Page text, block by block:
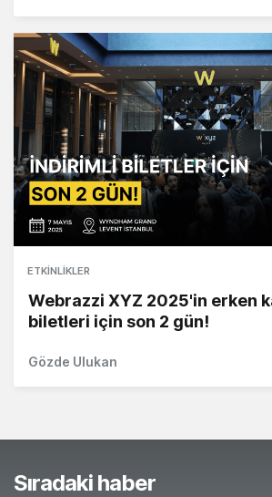
ETKINLIKLER
Webrazzi XYZ 2025'in erken
biletleri için son 2 gün!
Gözde Ulukan
Sıradaki haber